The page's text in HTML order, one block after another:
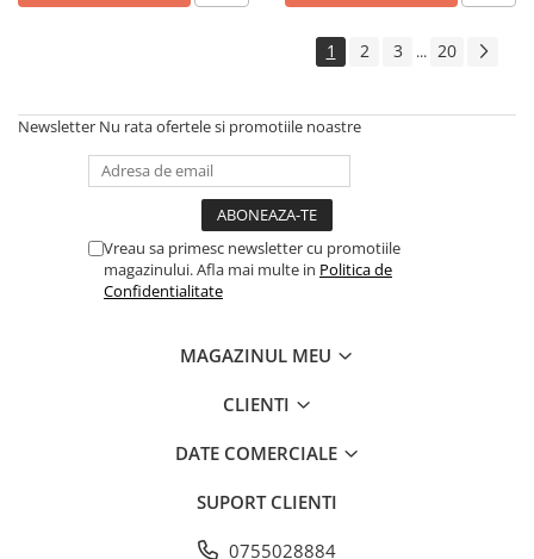
1 2 3 ... 20
Newsletter Nu rata ofertele si promotiile noastre
Vreau sa primesc newsletter cu promotiile
magazinului. Afla mai multe in Politica de
Confidentialitate
MAGAZINUL MEU
CLIENTI
DATE COMERCIALE
SUPORT CLIENTI
0755028884